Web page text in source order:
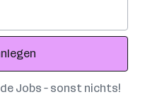
Jobs – sonst nichts!